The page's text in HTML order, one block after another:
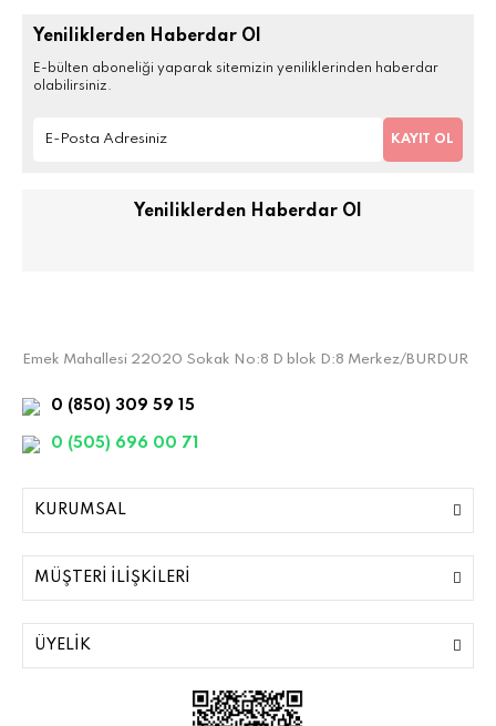
Yeniliklerden Haberdar Ol
E-bülten aboneliği yaparak sitemizin yeniliklerinden haberdar
olabilirsiniz.
KAYIT OL
Yeniliklerden Haberdar Ol
Emek Mahallesi 22020 Sokak No:8 D blok D:8 Merkez/BURDUR
0 (850) 309 59 15
0 (505) 696 00 71
KURUMSAL
MÜŞTERİ İLİŞKİLERİ
ÜYELİK